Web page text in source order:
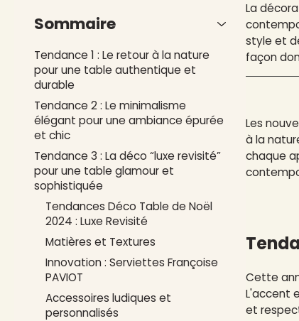
Sommaire
Tendance 1 : Le retour à la nature
pour une table authentique et
durable
Tendance 2 : Le minimalisme
élégant pour une ambiance épurée
et chic
Tendance 3 : La déco “luxe revisité”
pour une table glamour et
sophistiquée
Tendances Déco Table de Noël
2024 : Luxe Revisité
Matières et Textures
Innovation : Serviettes Françoise
PAVIOT
Accessoires ludiques et
personnalisés
La
style et
façon
Les
à la
chaque
Cette
L'accent
et